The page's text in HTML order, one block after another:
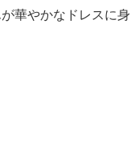
華やかなドレスに